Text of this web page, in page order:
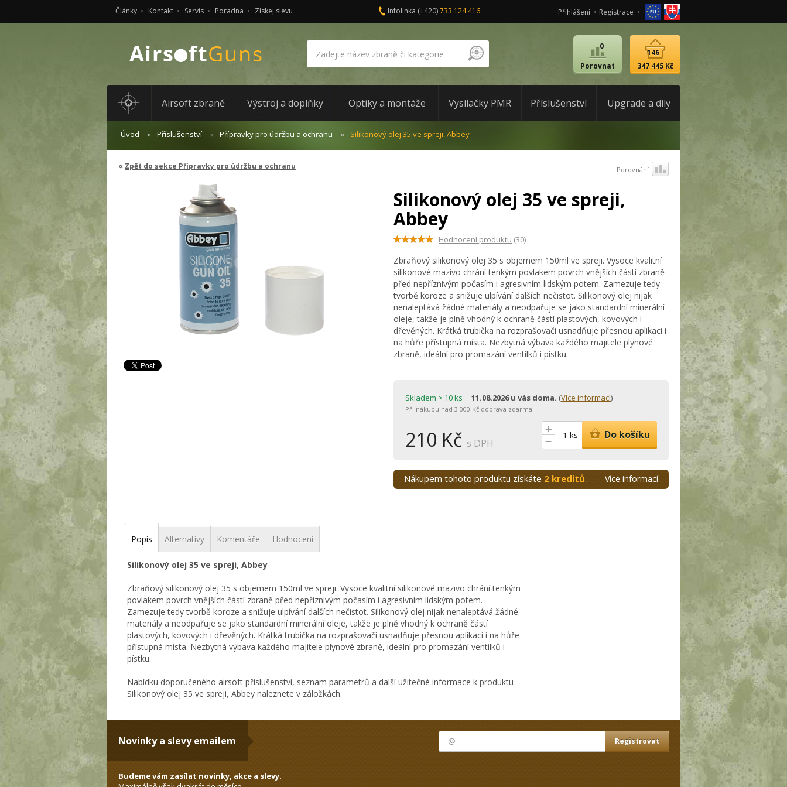
Články Kontakt Servis Poradna Získej slevu Infolinka (+420)733 124 416 Přihlášení Registrace
Porovnat
0
347 445 Kč
146
Airsoft zbraně Výstroj a doplňky Optiky a montáže Vysílačky PMR Příslušenství Upgrade a díly
Úvod Příslušenství Přípravky pro údržbu a ochranu Silikonový olej 35 ve spreji, Abbey
Zpět do sekce Přípravky pro údržbu a ochranu Porovnání
Silikonový olej 35 ve spreji,
Abbey
Hodnocení produktu (30)
Zbraňový silikonový olej 35 s objemem 150ml ve spreji. Vysoce kvalitní
silikonové mazivo chrání tenkým povlakem povrch vnějších částí zbraně
před nepříznivým počasím i agresivním lidským potem. Zamezuje tedy
tvorbě koroze a snižuje ulpívání dalších nečistot. Silikonový olej nijak
nenaleptává žádné materiály a neodpařuje se jako standardní minerální
oleje, takže je plně vhodný k ochraně částí plastových, kovových i
dřevěných. Krátká trubička na rozprašovači usnadňuje přesnou aplikaci i
na hůře přístupná místa. Nezbytná výbava každého majitele plynové
zbraně, ideální pro promazání ventilků i pístku.
Skladem > 10 ks 11.08.2026 u vás doma. (Více informací)
Při nákupu nad 3 000 Kč doprava zdarma.
210 Kč s DPH
+
–
ks Do košíku
Nákupem tohoto produktu získáte 2 kreditů. Více informací
Popis Alternativy Komentáře Hodnocení
Silikonový olej 35 ve spreji, Abbey
Zbraňový silikonový olej 35 s objemem 150ml ve spreji. Vysoce kvalitní silikonové mazivo chrání tenkým
povlakem povrch vnějších částí zbraně před nepříznivým počasím i agresivním lidským potem.
Zamezuje tedy tvorbě koroze a snižuje ulpívání dalších nečistot. Silikonový olej nijak nenaleptává žádné
materiály a neodpařuje se jako standardní minerální oleje, takže je plně vhodný k ochraně částí
plastových, kovových i dřevěných. Krátká trubička na rozprašovači usnadňuje přesnou aplikaci i na hůře
přístupná místa. Nezbytná výbava každého majitele plynové zbraně, ideální pro promazání ventilků i
pístku.
Nabídku doporučeného airsoft příslušenství, seznam parametrů a další užitečné informace k produktu
Silikonový olej 35 ve spreji, Abbey naleznete v záložkách.
Novinky a slevy emailem
Budeme vám zasílat novinky, akce a slevy.